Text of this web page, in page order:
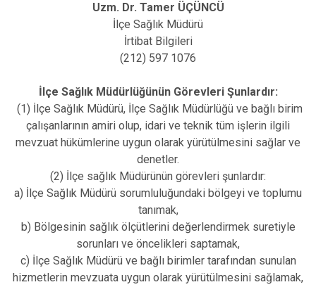
Beykoz
Beyoğlu
Büyükçekmece
Esenler
Kadıköy
Kağıthane
Kartal
Maltepe
Pendik
Sarıyer
Silivri
Üsküdar
Başakşehir
Beylikdüzü
Çekmeköy
Sancaktepe
Uzm. Dr. Tamer ÜÇÜNCÜ
İlçe Sağlık Müdürü
İrtibat Bilgileri
(212) 597 1076
İlçe Sağlık Müdürlüğünün Görevleri Şunlardır:
(1) İlçe Sağlık Müdürü, İlçe Sağlık Müdürlüğü ve bağlı birim
çalışanlarının amiri olup, idari ve teknik tüm işlerin ilgili
mevzuat hükümlerine uygun olarak yürütülmesini sağlar ve
denetler.
(2) İlçe sağlık Müdürünün görevleri şunlardır:
a) İlçe Sağlık Müdürü sorumluluğundaki bölgeyi ve toplumu
tanımak,
b) Bölgesinin sağlık ölçütlerini değerlendirmek suretiyle
sorunları ve öncelikleri saptamak,
c) İlçe Sağlık Müdürü ve bağlı birimler tarafından sunulan
hizmetlerin mevzuata uygun olarak yürütülmesini sağlamak,